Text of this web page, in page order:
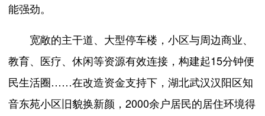
能强劲。
宽敞的主干道、大型停车楼，小区与周边商业、
教育、医疗、休闲等资源有效连接，构建起15分钟便
民生活圈……在改造资金支持下，湖北武汉汉阳区知
音东苑小区旧貌换新颜，2000余户居民的居住环境得